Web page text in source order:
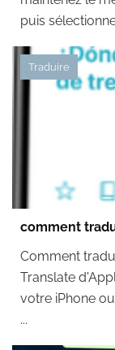
puis
Traduire
comment
Comment
Translate
votre iPhone
...